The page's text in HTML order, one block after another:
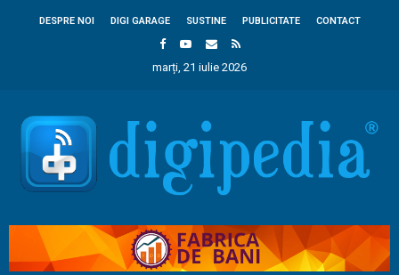
DESPRE NOI DIGI GARAGE SUSTINE PUBLICITATE CONTACT
marți, 21 iulie 2026